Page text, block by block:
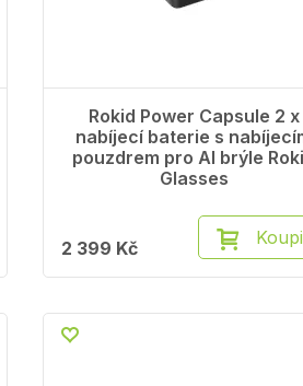
Rokid Power Capsule 2 x
nabíjecí baterie s
pouzdrem pro AI brýle
Glasses
2 399 Kč